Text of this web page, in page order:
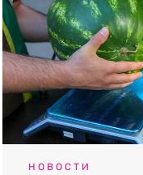
НОВОСТИ